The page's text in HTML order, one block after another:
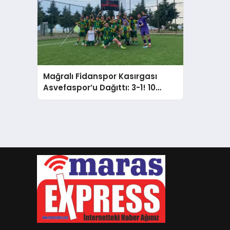
Mağralı Fidanspor Kasırgası
Asvefaspor’u Dağıttı: 3-1! 10
Haftalık Maraton Bitti, Yeşil-